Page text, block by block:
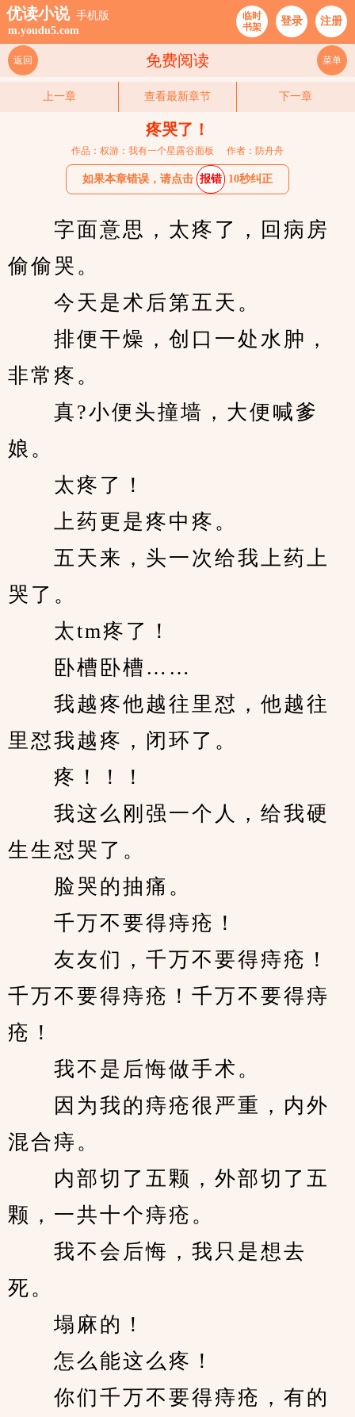
优读小说 手机版
m.youdu5.com
临时
书架
登录 注册
免费阅读
返回 菜单
上一章 查看最新章节 下一章
疼哭了！
作品：权游：我有一个星露谷面板 作者：防舟舟
如果本章错误，请点击 报错 10秒纠正
字面意思，太疼了，回病房
偷偷哭。
今天是术后第五天。
排便干燥，创口一处水肿，
非常疼。
真?小便头撞墙，大便喊爹
娘。
太疼了！
上药更是疼中疼。
五天来，头一次给我上药上
哭了。
太tm疼了！
卧槽卧槽……
我越疼他越往里怼，他越往
里怼我越疼，闭环了。
疼！！！
我这么刚强一个人，给我硬
生生怼哭了。
脸哭的抽痛。
千万不要得痔疮！
友友们，千万不要得痔疮！
千万不要得痔疮！千万不要得痔
疮！
我不是后悔做手术。
因为我的痔疮很严重，内外
混合痔。
内部切了五颗，外部切了五
颗，一共十个痔疮。
我不会后悔，我只是想去
死。
塌麻的！
怎么能这么疼！
你们千万不要得痔疮，有的